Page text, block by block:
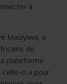
à
Masiyiwa, a
de
plateforme
ci a pour